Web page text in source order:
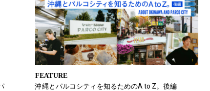
FEATURE
沖縄とパルコシティを知るためのA to Z。後編